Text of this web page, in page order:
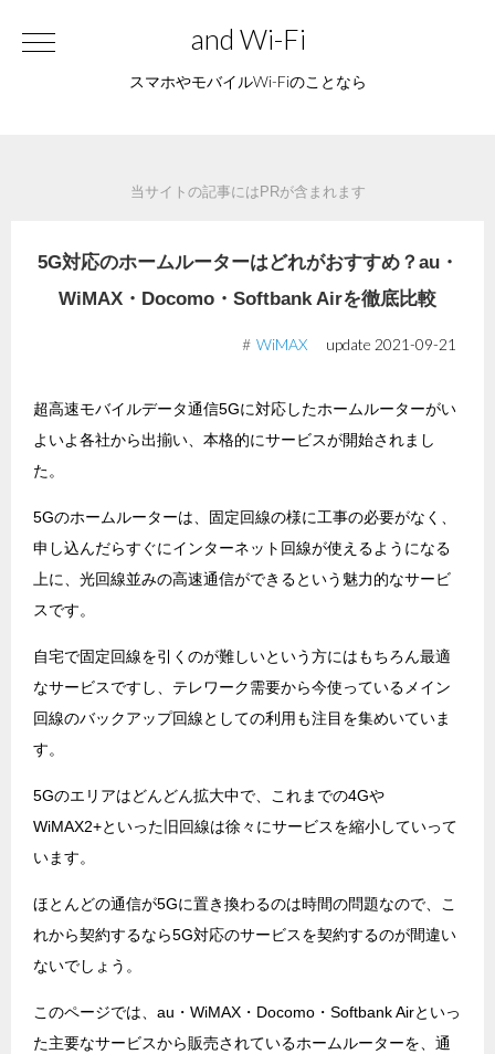
and Wi-Fi
スマホやモバイルWi-Fiのことなら
当サイトの記事にはPRが含まれます
5G対応のホームルーターはどれがおすすめ？au・
WiMAX・Docomo・Softbank Airを徹底比較
WiMAX update 2021-09-21
超高速モバイルデータ通信5Gに対応したホームルーターがい
よいよ各社から出揃い、本格的にサービスが開始されまし
た。
5Gのホームルーターは、固定回線の様に工事の必要がなく、
申し込んだらすぐにインターネット回線が使えるようになる
上に、光回線並みの高速通信ができるという魅力的なサービ
スです。
自宅で固定回線を引くのが難しいという方にはもちろん最適
なサービスですし、テレワーク需要から今使っているメイン
回線のバックアップ回線としての利用も注目を集めいていま
す。
5Gのエリアはどんどん拡大中で、これまでの4Gや
WiMAX2+といった旧回線は徐々にサービスを縮小していって
います。
ほとんどの通信が5Gに置き換わるのは時間の問題なので、こ
れから契約するなら5G対応のサービスを契約するのが間違い
ないでしょう。
このページでは、au・WiMAX・Docomo・Softbank Airといっ
た主要なサービスから販売されているホームルーターを、通